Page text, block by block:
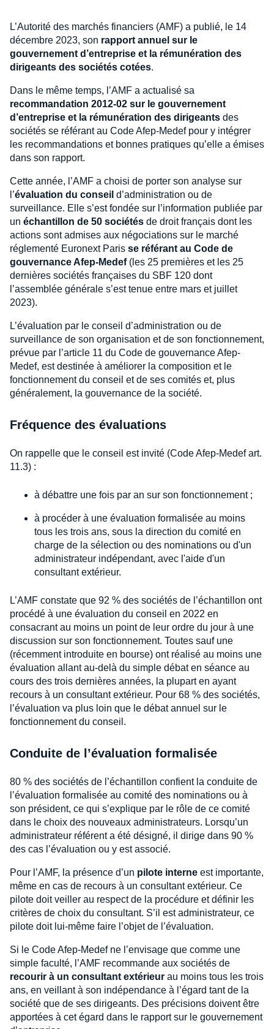
L’Autorité des marchés financiers (AMF) a publié, le 14
décembre 2023, son rapport annuel sur le
gouvernement d’entreprise et la rémunération des
dirigeants des sociétés cotées.
Dans le même temps, l’AMF a actualisé sa
recommandation 2012-02 sur le gouvernement
d’entreprise et la rémunération des dirigeants des
sociétés se référant au Code Afep-Medef pour y intégrer
les recommandations et bonnes pratiques qu’elle a émises
dans son rapport.
Cette année, l’AMF a choisi de porter son analyse sur
l’évaluation du conseil d’administration ou de
surveillance. Elle s’est fondée sur l’information publiée par
un échantillon de 50 sociétés de droit français dont les
actions sont admises aux négociations sur le marché
réglementé Euronext Paris se référant au Code de
gouvernance Afep-Medef(les 25 premières et les 25
dernières sociétés françaises du SBF 120 dont
l’assemblée générale s’est tenue entre mars et juillet
2023).
L’évaluation par le conseil d’administration ou de
surveillance de son organisation et de son fonctionnement,
prévue par l’article 11 du Code de gouvernance Afep-
Medef, est destinée à améliorer la composition et le
fonctionnement du conseil et de ses comités et, plus
généralement, la gouvernance de la société.
Fréquence des évaluations
On rappelle que le conseil est invité (Code Afep-Medef art.
11.3) :
à débattre une fois par an sur son fonctionnement ;
à procéder à une évaluation formalisée au moins
tous les trois ans, sous la direction du comité en
charge de la sélection ou des nominations ou d'un
administrateur indépendant, avec l'aide d'un
consultant extérieur.
L’AMF constate que 92 % des sociétés de l’échantillon ont
procédé à une évaluation du conseil en 2022 en
consacrant au moins un point de leur ordre du jour à une
discussion sur son fonctionnement. Toutes sauf une
(récemment introduite en bourse) ont réalisé au moins une
évaluation allant au-delà du simple débat en séance au
cours des trois dernières années, la plupart en ayant
recours à un consultant extérieur. Pour 68 % des sociétés,
l’évaluation va plus loin que le débat annuel sur le
fonctionnement du conseil.
Conduite de l’évaluation formalisée
80 % des sociétés de l’échantillon confient la conduite de
l’évaluation formalisée au comité des nominations ou à
son président, ce qui s’explique par le rôle de ce comité
dans le choix des nouveaux administrateurs. Lorsqu’un
administrateur référent a été désigné, il dirige dans 90 %
des cas l’évaluation ou y est associé.
Pour l’AMF, la présence d’un pilote interne est importante,
même en cas de recours à un consultant extérieur. Ce
pilote doit veiller au respect de la procédure et définir les
critères de choix du consultant. S’il est administrateur, ce
pilote doit lui-même faire l’objet de l’évaluation.
Si le Code Afep-Medef ne l’envisage que comme une
simple faculté, l’AMF recommande aux sociétés de
recourir à un consultant extérieur au moins tous les trois
ans, en veillant à son indépendance à l’égard tant de la
société que de ses dirigeants. Des précisions doivent être
apportées à cet égard dans le rapport sur le gouvernement